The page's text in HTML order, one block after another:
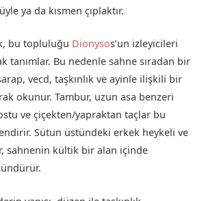
ya da kısmen çıplaktır.
bu topluluğu Dionysos’un izleyicileri
tanımlar. Bu nedenle sahne sıradan bir
vecd, taşkınlık ve ayinle ilişkili bir
okunur. Tambur, uzun asa benzeri
ve çiçekten/yapraktan taçlar bu
Sütun üstündeki erkek heykeli ve
sahnenin kültik bir alan içinde